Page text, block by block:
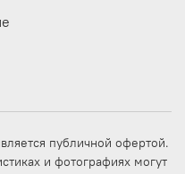
публичной офертой.
и фотографиях могут